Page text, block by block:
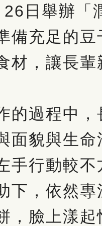
日舉辦「
備充足的
材，讓長
過程中，
面貌與生
手行動較
下，依然
，臉上漾